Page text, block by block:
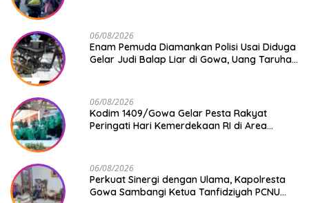
06/08/2026
Enam Pemuda Diamankan Polisi Usai Diduga
Gelar Judi Balap Liar di Gowa, Uang Taruhan
06/08/2026
Kodim 1409/Gowa Gelar Pesta Rakyat
Peringati Hari Kemerdekaan RI di Area
06/08/2026
Perkuat Sinergi dengan Ulama, Kapolresta
Gowa Sambangi Ketua Tanfidziyah PCNU